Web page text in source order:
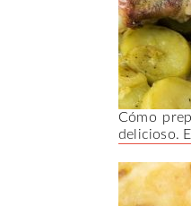
Cómo
delicioso.